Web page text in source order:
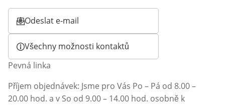
Odeslat e-mail
Otevírá e-mailového klienta
Všechny možnosti kontaktů
Pevná linka
Příjem objednávek: Jsme pro Vás Po – Pá od 8.00 –
20.00 hod. a v So od 9.00 – 14.00 hod. osobně k